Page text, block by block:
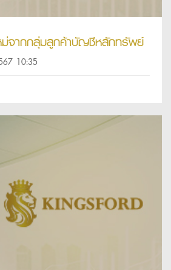
ม่จากกลุ่มลูกค้าบัญชีหลักทรัพย์
10:35